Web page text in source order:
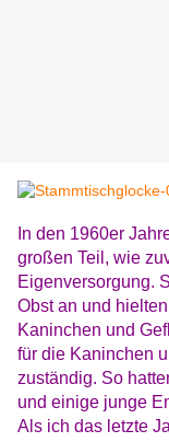
In den 1960er
großen Teil, wie
Eigenversorgung.
Obst an und
Kaninchen und
für die Kaninchen
zuständig. So
und einige junge
Als ich das letzte